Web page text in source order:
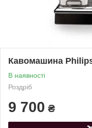
Кавомашина
В наявності
Роздріб
9 700 ₴